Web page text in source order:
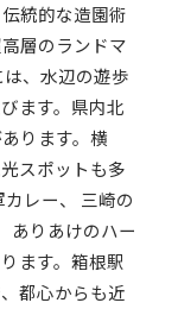
統的な造園術
層のランドマ
、水辺の遊歩
ます。県内北
ります。横
スポットも多
レー、 三崎の
ありあけのハー
ます。箱根駅
都心からも近